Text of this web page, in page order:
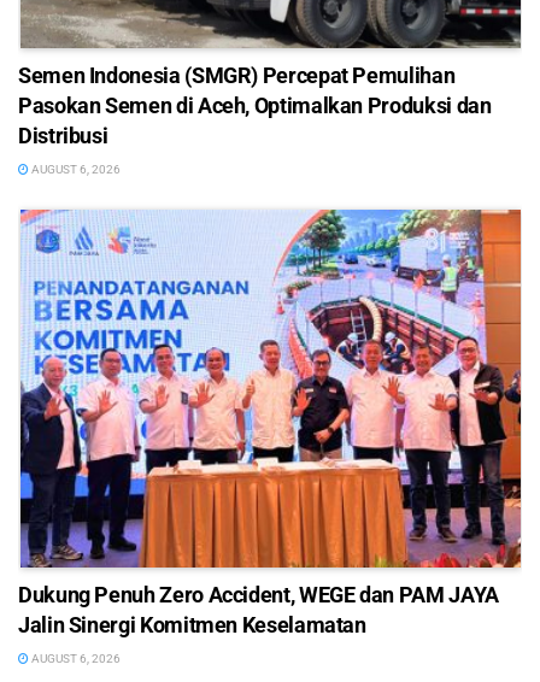
Semen Indonesia (SMGR) Percepat Pemulihan
Pasokan Semen di Aceh, Optimalkan Produksi dan
Distribusi
AUGUST 6, 2026
Dukung Penuh Zero Accident, WEGE dan PAM JAYA
Jalin Sinergi Komitmen Keselamatan
AUGUST 6, 2026